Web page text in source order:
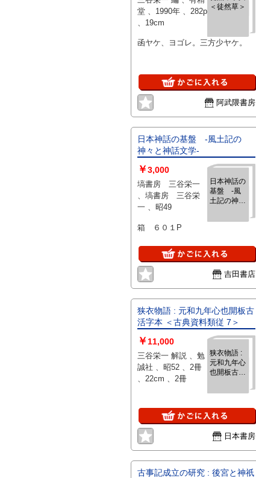
＜徒然草＞
堂 、1990年 、282p
、19cm
函ヤケ、ヨゴレ。三方少ヤケ。
阿武隈書房
日本神話の基盤 -風土記の
神々と神話文学-
日本神話の
基盤 -風
土記の神々
学-
￥3,000
塙書房 三谷栄一
、塙書房 三谷栄
一 、昭49
箱 ６０１P
吉田書店
狭衣物語 : 元和九年心也開板古
活字本 ＜古典資料類従 7＞
狭衣物語 :
元和九年心
也開板古活
資料類従 7
￥ 11,000
三谷栄一 解説 、勉
誠社 、昭52 、2冊
、22cm 、2冊
日本書房
古事記成立の研究 : 後宮と神祇